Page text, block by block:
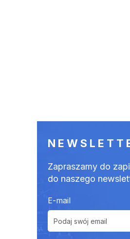
Zapraszamy do
do naszego
E-mail